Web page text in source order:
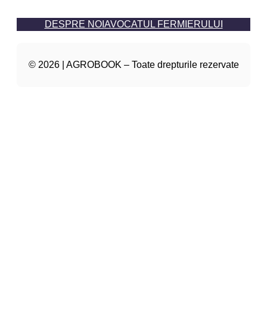
DESPRE NOI AVOCATUL FERMIERULUI
© 2026 | AGROBOOK – Toate drepturile rezervate